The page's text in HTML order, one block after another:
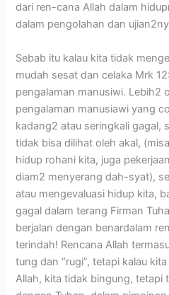
dari ren-cana Allah dalam
dalam pengolahan dan
Sebab itu kalau kita tidak
mudah sesat dan celaka Mrk
pengalaman manusiwi. Lebih2
pengalaman manusiawi yang
kadang2 atau seringkali gagal,
tidak bisa dilihat oleh akal,
hidup rohani kita, juga
diam2 menyerang dah-syat),
atau mengevaluasi hidup kita,
gagal dalam terang Firman
berjalan dengan benardalam
terindah! Rencana Allah
tung dan “rugi”, tetapi kalau
Allah, kita tidak bingung, tetapi